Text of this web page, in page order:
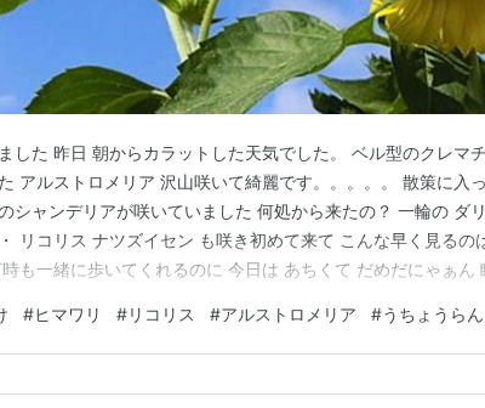
した 昨日 朝からカラットした天気でした。 ベル型のクレマ
アルストロメリア 沢山咲いて綺麗です。。。。。 散策に入
シャンデリアが咲いていました 何処から来たの？ 一輪の ダ
リコリス ナツズイセン も咲き初めて来て こんな早く見るの
も一緒に歩いてくれるのに 今日は あちくて だめだにゃぁん
すが 暑さは 倍返し(笑)(笑)されています。 朝からエアコン生
時…
#ヒマワリ #リコリス #アルストロメリア #うちょうらん